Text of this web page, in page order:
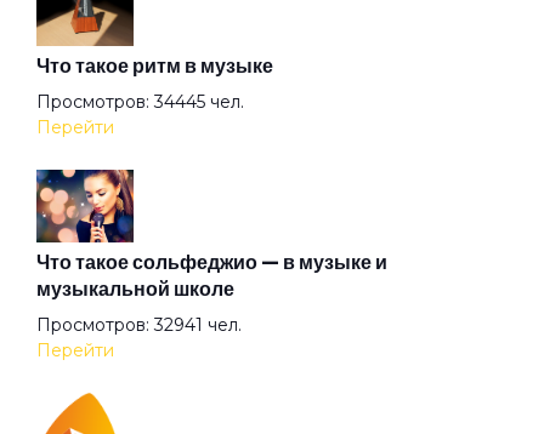
Атлантида
Бабочка
Баргузин
Барышня
Что такое ритм в музыке
Просмотров: 34445 чел.
Перейти
Что такое сольфеджио — в музыке и
музыкальной школе
Просмотров: 32941 чел.
Перейти